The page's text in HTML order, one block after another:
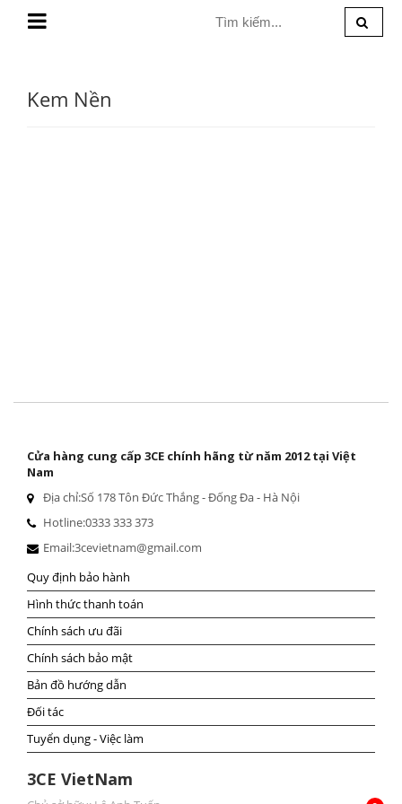
Kem Nền
Cửa hàng cung cấp 3CE chính hãng từ năm 2012 tại Việt
Nam
Địa chỉ:Số 178 Tôn Đức Thắng - Đống Đa - Hà Nội
Hotline:0333 333 373
Email:3cevietnam@gmail.com
Quy định bảo hành
Hình thức thanh toán
Chính sách ưu đãi
Chính sách bảo mật
Bản đồ hướng dẫn
Đối tác
Tuyển dụng - Việc làm
3CE VietNam